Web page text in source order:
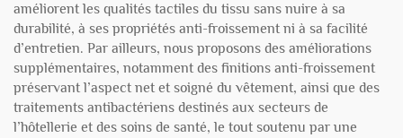
améliorent les qualités tactiles du tissu sans nuire à sa
durabilité, à ses propriétés anti-froissement ni à sa facilité
d’entretien. Par ailleurs, nous proposons des améliorations
supplémentaires, notamment des finitions anti-froissement
préservant l’aspect net et soigné du vêtement, ainsi que des
traitements antibactériens destinés aux secteurs de
l’hôtellerie et des soins de santé, le tout soutenu par une